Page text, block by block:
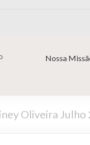
Nossa
Oliveira Julho